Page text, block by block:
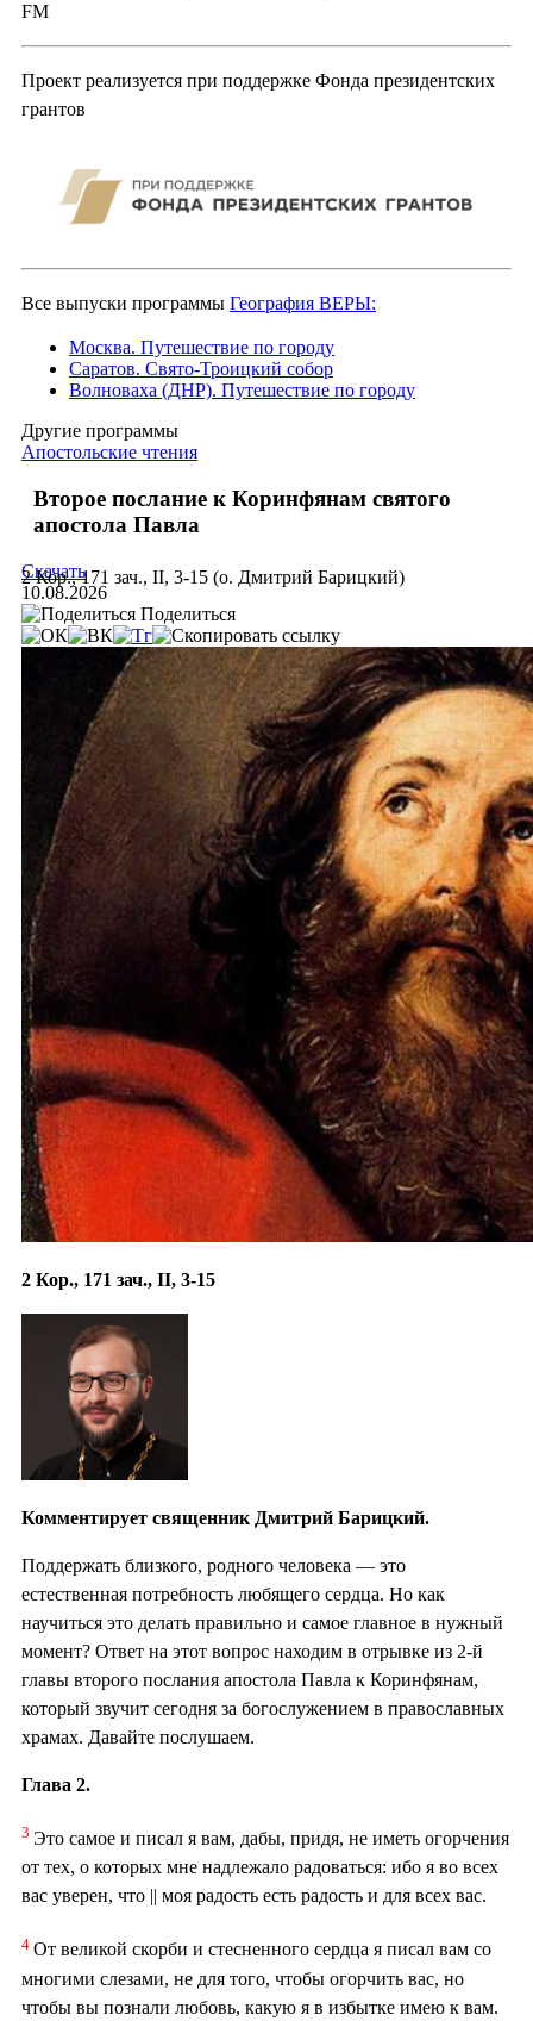
FM
Проект реализуется при поддержке Фонда президентских
грантов
Все выпуски программы География ВЕРЫ:
Москва. Путешествие по городу
Саратов. Свято-Троицкий собор
Волноваха (ДНР). Путешествие по городу
Другие программы
Апостольские чтения
Второе послание к Коринфянам святого
апостола Павла
2 Кор., 171 зач., II, 3-15 (о. Дмитрий Барицкий)
Скачать
10.08.2026
Поделиться
2 Кор., 171 зач., II, 3-15
Комментирует священник Дмитрий Барицкий.
Поддержать близкого, родного человека — это
естественная потребность любящего сердца. Но как
научиться это делать правильно и самое главное в нужный
момент? Ответ на этот вопрос находим в отрывке из 2-й
главы второго послания апостола Павла к Коринфянам,
который звучит сегодня за богослужением в православных
храмах. Давайте послушаем.
Глава 2.
3 Это самое и писал я вам, дабы, придя, не иметь огорчения
от тех, о которых мне надлежало радоваться: ибо я во всех
вас уверен, что || моя радость есть радость и для всех вас.
4 От великой скорби и стесненного сердца я писал вам со
многими слезами, не для того, чтобы огорчить вас, но
чтобы вы познали любовь, какую я в избытке имею к вам.